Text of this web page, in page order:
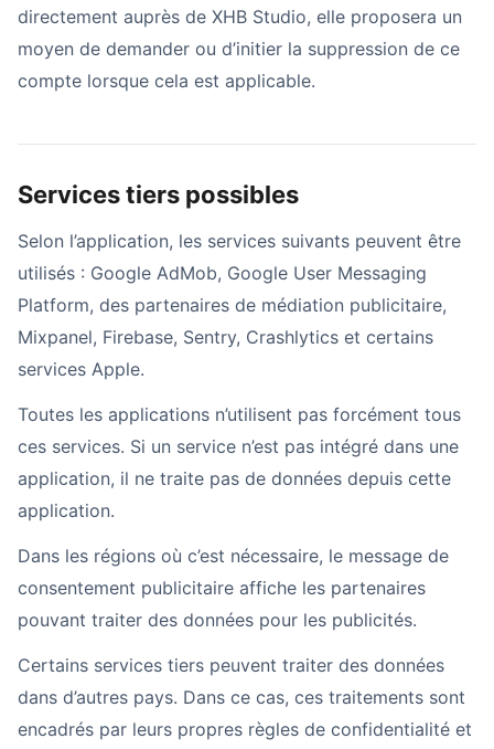
directement auprès de XHB Studio, elle proposera un
moyen de demander ou d’initier la suppression de ce
compte lorsque cela est applicable.
Services tiers possibles
Selon l’application, les services suivants peuvent être
utilisés : Google AdMob, Google User Messaging
Platform, des partenaires de médiation publicitaire,
Mixpanel, Firebase, Sentry, Crashlytics et certains
services Apple.
Toutes les applications n’utilisent pas forcément tous
ces services. Si un service n’est pas intégré dans une
application, il ne traite pas de données depuis cette
application.
Dans les régions où c’est nécessaire, le message de
consentement publicitaire affiche les partenaires
pouvant traiter des données pour les publicités.
Certains services tiers peuvent traiter des données
dans d’autres pays. Dans ce cas, ces traitements sont
encadrés par leurs propres règles de confidentialité et